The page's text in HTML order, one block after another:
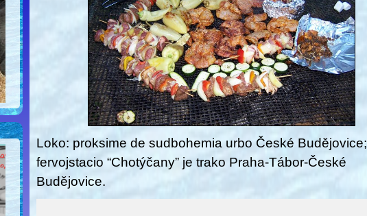
Loko: proksime de sudbohemia urbo České Budějovice;
fervojstacio “Chotýčany” je trako Praha-Tábor-České
Budějovice.